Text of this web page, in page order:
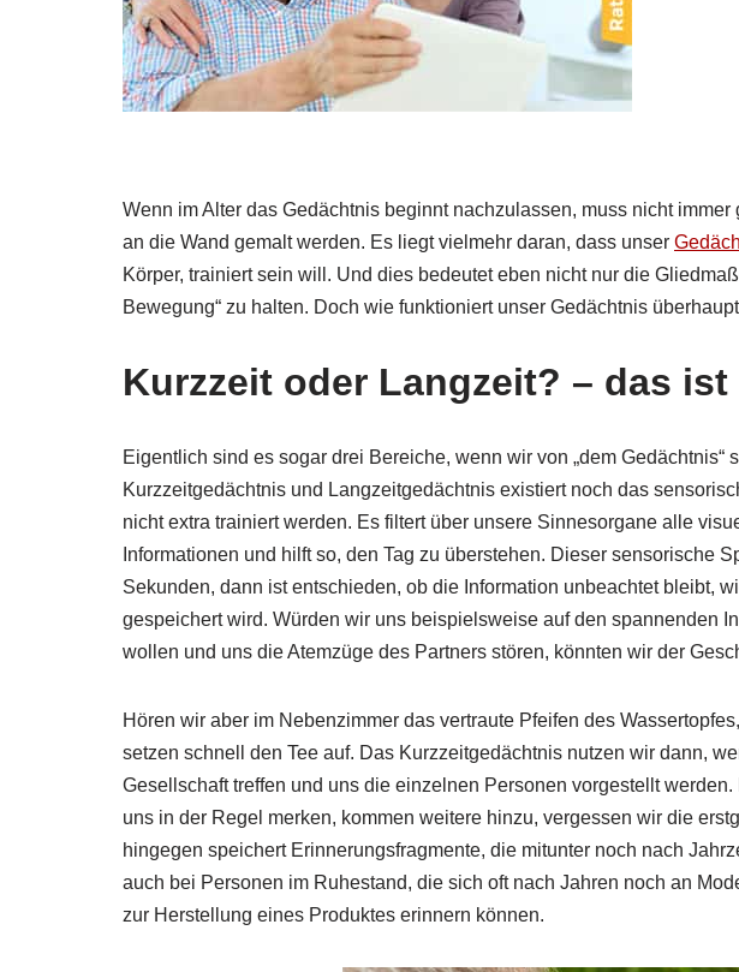
Wenn im Alter das Gedächtnis beginnt nachzulassen, muss nicht
an die Wand gemalt werden. Es liegt vielmehr daran, dass unser
Körper, trainiert sein will. Und dies bedeutet eben nicht nur die
Bewegung“ zu halten. Doch wie funktioniert unser Gedächtnis
Kurzzeit oder Langzeit? – das
Eigentlich sind es sogar drei Bereiche, wenn wir von „dem Gedächtnis“
Kurzzeitgedächtnis und Langzeitgedächtnis existiert noch das
nicht extra trainiert werden. Es filtert über unsere Sinnesorgane alle
Informationen und hilft so, den Tag zu überstehen. Dieser sensorische
Sekunden, dann ist entschieden, ob die Information unbeachtet bleibt,
gespeichert wird. Würden wir uns beispielsweise auf den spannenden
wollen und uns die Atemzüge des Partners stören, könnten wir der
Hören wir aber im Nebenzimmer das vertraute Pfeifen des
setzen schnell den Tee auf. Das Kurzzeitgedächtnis nutzen wir dann,
Gesellschaft treffen und uns die einzelnen Personen vorgestellt
uns in der Regel merken, kommen weitere hinzu, vergessen wir die
hingegen speichert Erinnerungsfragmente, die mitunter noch nach
auch bei Personen im Ruhestand, die sich oft nach Jahren noch an
zur Herstellung eines Produktes erinnern können.